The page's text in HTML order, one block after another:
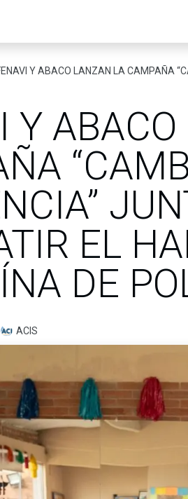
Y ABACO LANZAN LA CAMPAÑA
Y
EL
DE
ACIS